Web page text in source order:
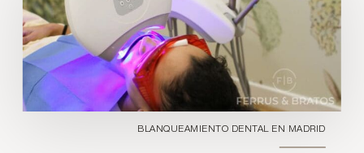
BLANQUEAMIENTO DENTAL EN MADRID